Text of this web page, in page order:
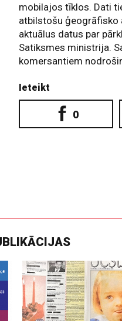
mobilajos tīklos. Dati
atbilstošu ģeogrāfisko
aktuālus datus par
Satiksmes ministrija.
komersantiem
Ieteikt
0